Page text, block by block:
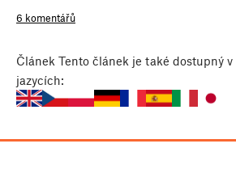
6 komentářů
Článek Tento článek je také dostupný
jazycích: